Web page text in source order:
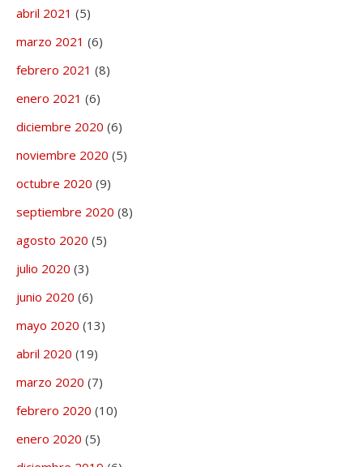
abril 2021 (5)
marzo 2021 (6)
febrero 2021 (8)
enero 2021 (6)
diciembre 2020 (6)
noviembre 2020 (5)
octubre 2020 (9)
septiembre 2020 (8)
agosto 2020 (5)
julio 2020 (3)
junio 2020 (6)
mayo 2020 (13)
abril 2020 (19)
marzo 2020 (7)
febrero 2020 (10)
enero 2020 (5)